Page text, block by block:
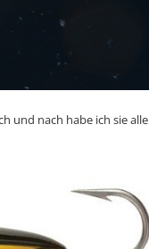
und nach habe ich sie alle